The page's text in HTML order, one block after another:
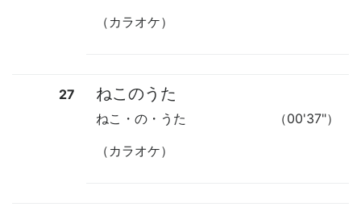
（カラオケ）
27 ねこのうた
（00'37"）
ねこ・の・うた
（カラオケ）